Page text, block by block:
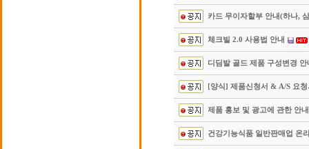
카드 무이자할부 안내(하나,
체크빌 2.0 사용법 안내
디딤발 골드 제품 구성변경 안
[양식] 제품신청서 & A/S 요
제품 홍보 및 광고에 관한 안
건강기능식품 일반판매업 온